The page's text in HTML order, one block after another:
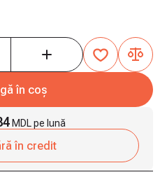
în coș
MDL pe lună
în credit